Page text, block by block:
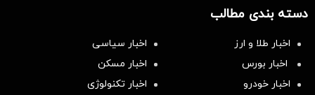
دسته بندی مطالب
اخبار طلا و ارز
اخبار سیاسی
اخبار بورس
اخبار مسکن
اخبار خودرو
اخبار تکنولوژی